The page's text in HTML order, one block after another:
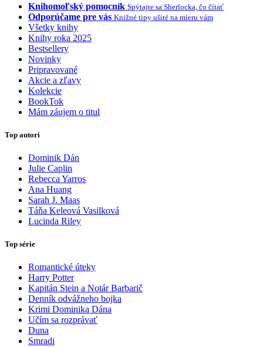
Knihomoľský pomocník Spýtajte sa Sherlocka, čo čítať
Odporúčame pre vás Knižné tipy ušité na mieru vám
Všetky knihy
Knihy roka 2025
Bestsellery
Novinky
Pripravované
Akcie a zľavy
Kolekcie
BookTok
Mám záujem o titul
Top autori
Dominik Dán
Julie Caplin
Rebecca Yarros
Ana Huang
Sarah J. Maas
Táňa Keleová Vasilková
Lucinda Riley
Top série
Romantické úteky
Harry Potter
Kapitán Stein a Notár Barbarič
Denník odvážneho bojka
Krimi Dominika Dána
Učím sa rozprávať
Duna
Smradi